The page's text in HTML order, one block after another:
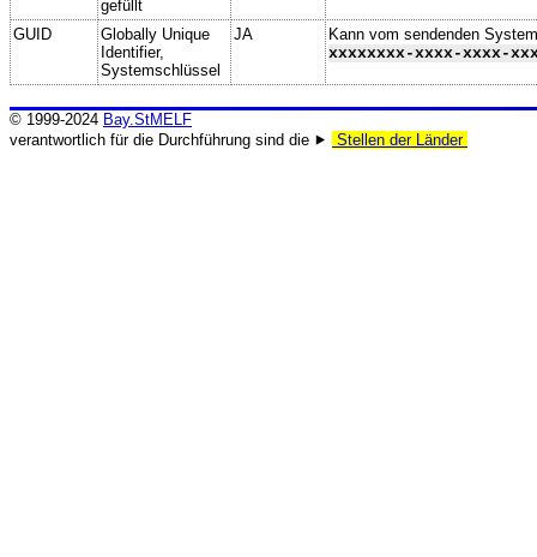
gefüllt
GUID
Globally Unique
Identifier,
Systemschlüssel
JA
Kann vom sendenden
xxxxxxxx-xxxx-xxxx-
© 1999-2024 Bay.StMELF
verantwortlich für die Durchführung sind die ⯈
Stellen der Länder